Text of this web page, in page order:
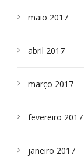
maio 2017
abril 2017
março 2017
fevereiro 2017
janeiro 2017